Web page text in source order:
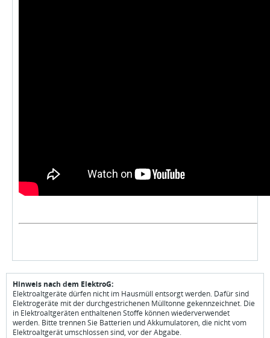
Hinweis nach dem ElektroG:
Elektroaltgeräte dürfen nicht im Hausmüll entsorgt werden. Dafür sind
Elektrogeräte mit der durchgestrichenen Mülltonne gekennzeichnet. Die
in Elektroaltgeräten enthaltenen Stoffe können wiederverwendet
werden. Bitte trennen Sie Batterien und Akkumulatoren, die nicht vom
Elektroaltgerät umschlossen sind, vor der Abgabe.